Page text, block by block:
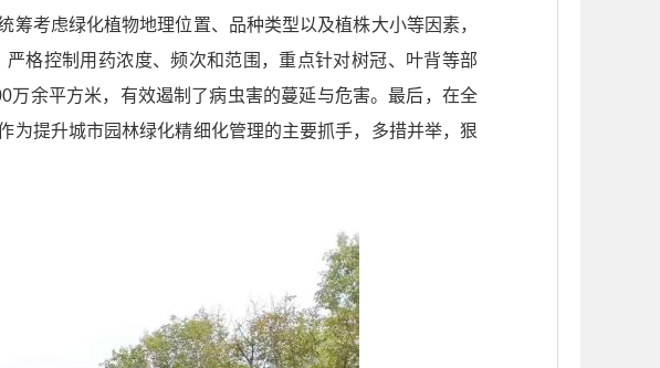
考虑绿化植物地理位置、品种类型以及植株大小等因素，
格控制用药浓度、频次和范围，重点针对树冠、叶背等部
余平方米，有效遏制了病虫害的蔓延与危害。最后，在全
为提升城市园林绿化精细化管理的主要抓手，多措并举，狠